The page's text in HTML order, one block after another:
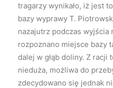
tragarzy wynikało, iż jest to
bazy wyprawy T.
nazajutrz podczas wyjścia
rozpoznano miejsce bazy
dalej w głąb doliny. Z racji
nieduża, możliwa do
zdecydowano się jednak